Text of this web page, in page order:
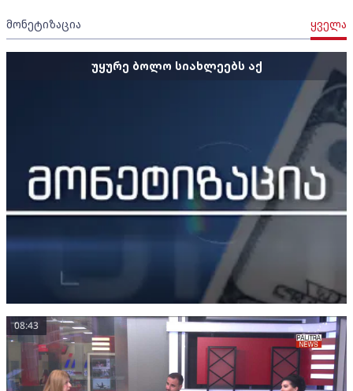
მონეტიზაცია ყველა
უყურე ბოლო სიახლეებს აქ
08:43